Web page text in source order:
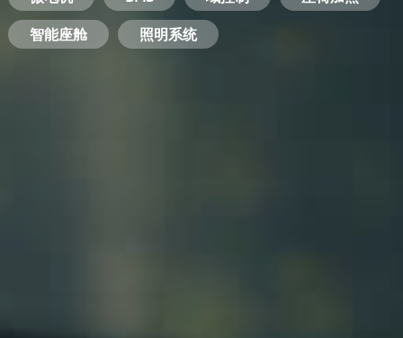
智能座舱
照明系统
电池管理系统
储能逆变器
安防摄像头
PC电源
智能家居